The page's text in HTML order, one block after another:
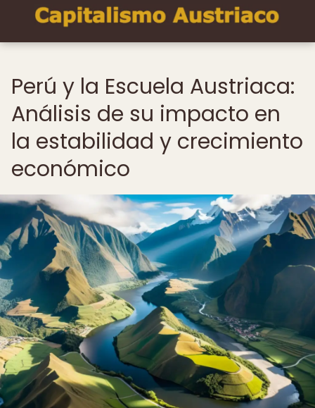
Perú y la Escuela Austriaca:
Análisis de su impacto en
la estabilidad y crecimiento
económico